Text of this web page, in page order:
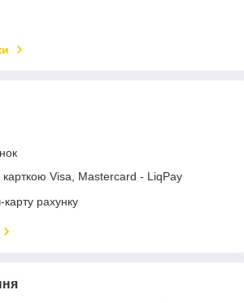
Visa, Mastercard - LiqPay
рахунку